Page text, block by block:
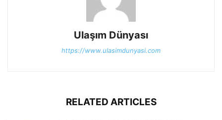
Ulaşım Dünyası
https://www.ulasimdunyasi.com
RELATED ARTICLES